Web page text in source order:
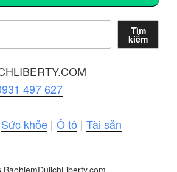
Tìm
kiếm
497 627
Sức khỏe | Ô tô | Tài sản